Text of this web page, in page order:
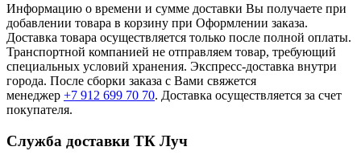
Информацию о времени и сумме доставки Вы получаете при
добавлении товара в корзину при Оформлении заказа.
Доставка товара осуществляется только после полной оплаты.
Транспортной компанией не отправляем товар, требующий
специальных условий хранения. Экспресс-доставка внутри
города. После сборки заказа с Вами свяжется
менеджер +7 912 699 70 70. Доставка осуществляется за счет
покупателя.
Служба доставки ТК Луч